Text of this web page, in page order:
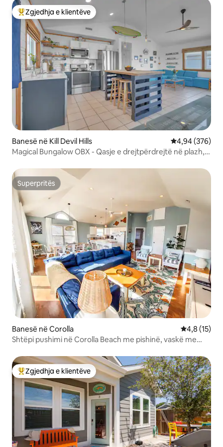
Më të mirat e zgjedhjeve të klientëve
Zgjedhja e klientëve
Banesë në Kill Devil Hills Vlerësimi
4,94 (376)
Magical Bungalow OBX - Qasje e drejtpërdrejtë në plazh,
Superpritës
Superpritës
Banesë në Corolla Vlerësimi
4,8 (15)
Shtëpi pushimi në Corolla Beach me pishinë, vaskë me
Më të mirat e zgjedhjeve të klientëve
Zgjedhja e klientëve